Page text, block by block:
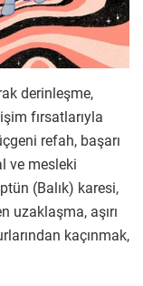
derinleşme,
fırsatlarıyla
refah, başarı
ve mesleki
(Balık) karesi,
uzaklaşma, aşırı
kaçınmak,